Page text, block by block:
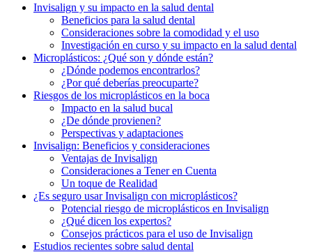
Invisalign y su impacto en la salud dental
Beneficios para la salud dental
Consideraciones sobre la comodidad y el uso
Investigación en curso y su impacto en la salud dental
Microplásticos: ¿Qué son y dónde están?
¿Dónde podemos encontrarlos?
¿Por qué deberías preocuparte?
Riesgos de los microplásticos en la boca
Impacto en la salud bucal
¿De dónde provienen?
Perspectivas y adaptaciones
Invisalign: Beneficios y consideraciones
Ventajas de Invisalign
Consideraciones a Tener en Cuenta
Un toque de Realidad
¿Es seguro usar Invisalign con microplásticos?
Potencial riesgo de microplásticos en Invisalign
¿Qué dicen los expertos?
Consejos prácticos para el uso de Invisalign
Estudios recientes sobre salud dental